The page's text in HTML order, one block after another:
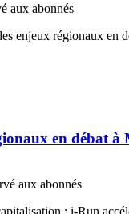
aux abonnés
en débat à
aux abonnés